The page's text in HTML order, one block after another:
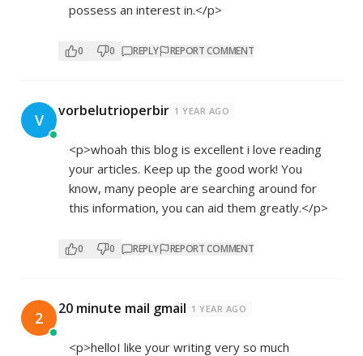
possess an interest in.</p>
0 0 REPLY REPORT COMMENT
V vorbelutrioperbir 1 YEAR AGO
<p>whoah this blog is excellent i love reading
your articles. Keep up the good work! You
know, many people are searching around for
this information, you can aid them greatly.</p>
0 0 REPLY REPORT COMMENT
2 20 minute mail gmail 1 YEAR AGO
<p>helloI like your writing very so much